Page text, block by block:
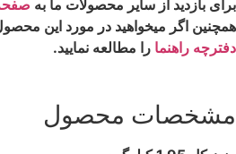
برای بازدید از سایر محصولات ما به
همچنین اگر میخواهید در مورد این محصول
دفترچه راهنما را مطالعه نمایید.
مشخصات محصول